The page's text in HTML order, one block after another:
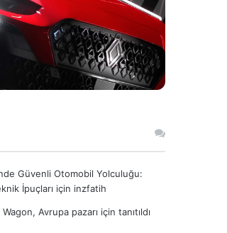
Güvenli Otomobil Yolculuğu:
İpuçları için inzfatih
Avrupa pazarı için tanıtıldı